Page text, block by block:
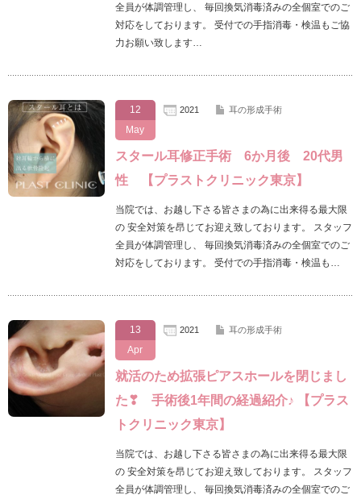
全員が体調管理し、 毎回換気消毒済みの全個室でのご
対応をしております。 受付での手指消毒・検温もご協
力お願い致します…
12
May
2021 耳の形成手術
スタール耳修正手術 6か月後 20代男
性 【プラストクリニック東京】
当院では、お越し下さる皆さまの為に出来得る最大限
の 安全対策を昂じてお迎え致しております。 スタッフ
全員が体調管理し、 毎回換気消毒済みの全個室でのご
対応をしております。 受付での手指消毒・検温も…
13
Apr
2021 耳の形成手術
就活のため拡張ピアスホールを閉じまし
た❣ 手術後1年間の経過紹介♪ 【プラス
トクリニック東京】
当院では、お越し下さる皆さまの為に出来得る最大限
の 安全対策を昂じてお迎え致しております。 スタッフ
全員が体調管理し、 毎回換気消毒済みの全個室でのご